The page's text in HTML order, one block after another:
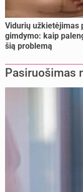
Vidurių užkietėjimas
gimdymo: kaip
šią problemą
Pasiruošimas